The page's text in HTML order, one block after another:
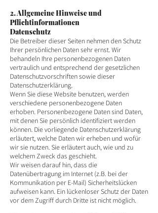
2. Allgemeine Hinweise und
Pflichtinformationen
Datenschutz
Die Betreiber dieser Seiten nehmen den Schutz
Ihrer persönlichen Daten sehr ernst. Wir
behandeln Ihre personenbezogenen Daten
vertraulich und entsprechend der gesetzlichen
Datenschutzvorschriften sowie dieser
Datenschutzerklärung.
Wenn Sie diese Website benutzen, werden
verschiedene personenbezogene Daten
erhoben. Personenbezogene Daten sind Daten,
mit denen Sie persönlich identifiziert werden
können. Die vorliegende Datenschutzerklärung
erläutert, welche Daten wir erheben und wofür
wir sie nutzen. Sie erläutert auch, wie und zu
welchem Zweck das geschieht.
Wir weisen darauf hin, dass die
Datenübertragung im Internet (z.B. bei der
Kommunikation per E-Mail) Sicherheitslücken
aufweisen kann. Ein lückenloser Schutz der Daten
vor dem Zugriff durch Dritte ist nicht möglich.